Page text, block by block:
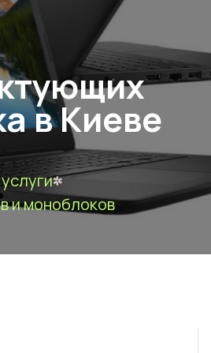
в Киеве
и моноблоков